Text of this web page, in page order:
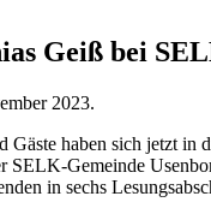
Geiß bei
2023.
Gäste haben sich jetzt in
SELK-Gemeinde
in sechs